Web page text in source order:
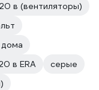
в (вентиляторы)
дома
в ERA
серые